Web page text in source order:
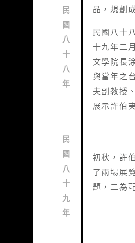
民
國
八
十
八
年
品，規劃
民國八十
十九年二
文學院長
與當年之
夫副教授
展示許伯
民
國
八
十
九
年
初秋，許
了兩場展
題，二為